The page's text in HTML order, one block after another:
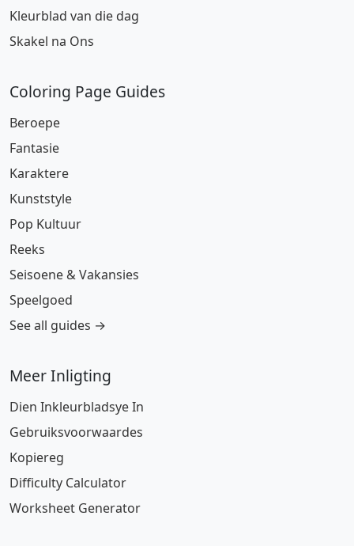
Kleurblad van die dag
Skakel na Ons
Coloring Page Guides
Beroepe
Fantasie
Karaktere
Kunststyle
Pop Kultuur
Reeks
Seisoene & Vakansies
Speelgoed
See all guides →
Meer Inligting
Dien Inkleurbladsye In
Gebruiksvoorwaardes
Kopiereg
Difficulty Calculator
Worksheet Generator